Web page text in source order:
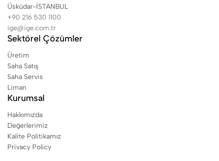
Üsküdar-İSTANBUL
+90 216 530 1100
ige@ige.com.tr
Sektörel Çözümler
Üretim
Saha Satış
Saha Servis
Liman
Kurumsal
Hakkımızda
Değerlerimiz
Kalite Politikamız
Privacy Policy